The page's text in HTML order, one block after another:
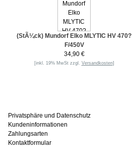
(StÃ¼ck) Mundorf Elko MLYTIC HV 470?
F/450V
34,90 €
[inkl. 19% MwSt zzgl. Versandkosten]
Privatsphäre und Datenschutz
Kundeninformationen
Zahlungsarten
Kontaktformular